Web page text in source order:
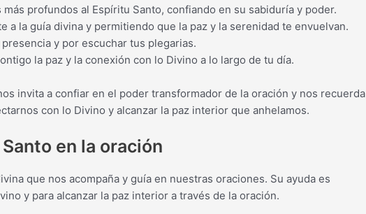
profundos al Espíritu Santo, confiando en su sabiduría y poder.
a la guía divina y permitiendo que la paz y la serenidad te envuelvan.
y por escuchar tus plegarias.
la paz y la conexión con lo Divino a lo largo de tu día.
invita a confiar en el poder transformador de la oración y nos recuerda
con lo Divino y alcanzar la paz interior que anhelamos.
en la oración
que nos acompaña y guía en nuestras oraciones. Su ayuda es
y para alcanzar la paz interior a través de la oración.